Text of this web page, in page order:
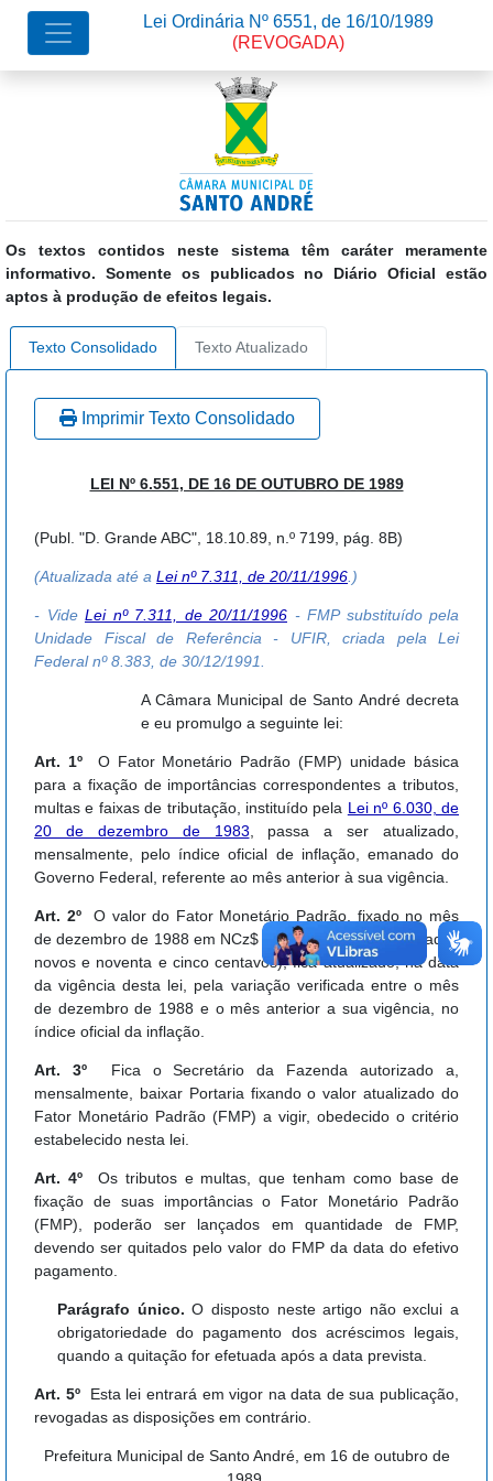
Os textos contidos neste sistema têm caráter meramente
informativo. Somente os publicados no Diário Oficial estão
aptos à produção de efeitos legais.
Lei Ordinária Nº 6551, de 16/10/1989
(REVOGADA)
Texto Consolidado Texto Atualizado
Imprimir Texto Consolidado
LEI Nº 6.551, DE 16 DE OUTUBRO DE 1989
(Publ. "D. Grande ABC", 18.10.89, n.º 7199, pág. 8B)
(Atualizada até a Lei nº 7.311, de 20/11/1996 .)
- Vide Lei nº 7.311, de 20/11/1996 - FMP substituído pela
Unidade Fiscal de Referência - UFIR, criada pela Lei
Federal nº 8.383, de 30/12/1991.
A Câmara Municipal de Santo André decreta
e eu promulgo a seguinte lei:
Art. 1º O Fator Monetário Padrão (FMP) unidade básica
para a fixação de importâncias correspondentes a tributos,
multas e faixas de tributação, instituído pela Lei nº 6.030, de
20 de dezembro de 1983 , passa a ser atualizado,
mensalmente, pelo índice oficial de inflação, emanado do
Governo Federal, referente ao mês anterior à sua vigência.
Art. 2º O valor do Fator Monetário Padrão, fixado no mês
de dezembro de 1988 em NCz$ 23,95 (vinte e três cruzados
novos e noventa e cinco centavos), fica atualizado, na data
da vigência desta lei, pela variação verificada entre o mês
de dezembro de 1988 e o mês anterior a sua vigência, no
índice oficial da inflação.
Art. 3º Fica o Secretário da Fazenda autorizado a,
mensalmente, baixar Portaria fixando o valor atualizado do
Fator Monetário Padrão (FMP) a vigir, obedecido o critério
estabelecido nesta lei.
Art. 4º Os tributos e multas, que tenham como base de
fixação de suas importâncias o Fator Monetário Padrão
(FMP), poderão ser lançados em quantidade de FMP,
devendo ser quitados pelo valor do FMP da data do efetivo
pagamento.
Parágrafo único.O disposto neste artigo não exclui a
obrigatoriedade do pagamento dos acréscimos legais,
quando a quitação for efetuada após a data prevista.
Art. 5º Esta lei entrará em vigor na data de sua publicação,
revogadas as disposições em contrário.
Prefeitura Municipal de Santo André, em 16 de outubro de